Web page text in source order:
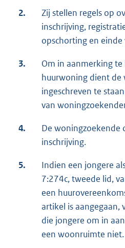
2.
Zij stellen regels op
inschrijving,
opschorting en
3.
Om in aanmerking
huurwoning dient de
ingeschreven te
van
4.
De woningzoekende
inschrijving.
5.
Indien een jongere
7:274c, tweede lid,
een
artikel is aangegaan,
die jongere om in
een woonruimte niet.